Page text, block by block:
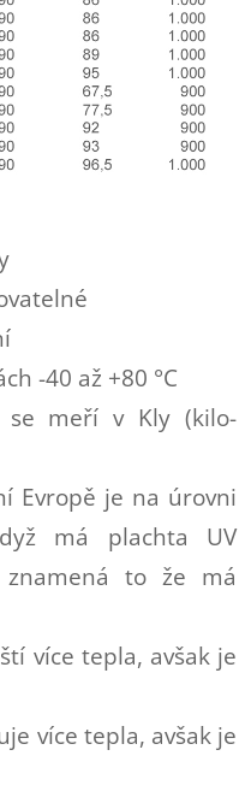
-40 až +80 °C
se meří v Kly (kilo-
Evropě je na úrovni
má plachta UV
to že má
více tepla, avšak je
více tepla, avšak je